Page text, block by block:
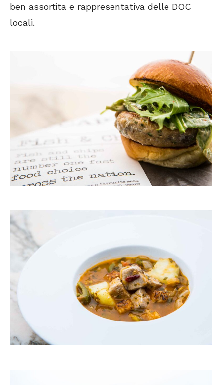
ben assortita e rappresentativa delle DOC
locali.